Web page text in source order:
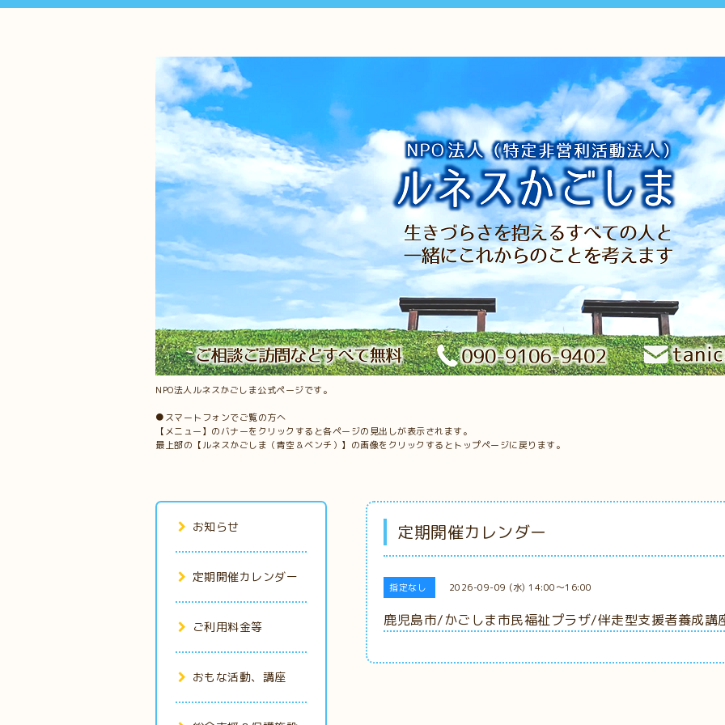
NPO法人ルネスかごしま公式ページです。
●スマートフォンでご覧の方へ
【メニュー】のバナーをクリックすると各ページの見出しが表示されます。
最上部の【ルネスかごしま（青空＆ベンチ）】の画像をクリックするとトップページに戻ります。
定期開催カレンダー
指定なし 2026-09-09 (水) 14:00～16:00
鹿児島市/かごしま市民福祉プラザ/伴走型支援者養成講
お知らせ
定期開催カレンダー
ご利用料金等
おもな活動、講座